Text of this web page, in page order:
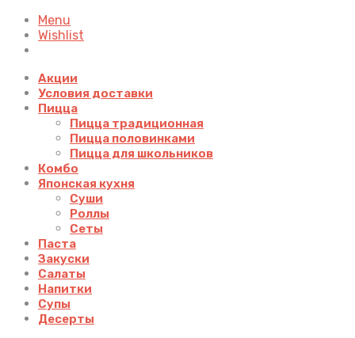
Menu
Wishlist
Акции
Условия доставки
Пицца
Пицца традиционная
Пицца половинками
Пицца для школьников
Комбо
Японская кухня
Суши
Роллы
Сеты
Паста
Закуски
Салаты
Напитки
Супы
Десерты